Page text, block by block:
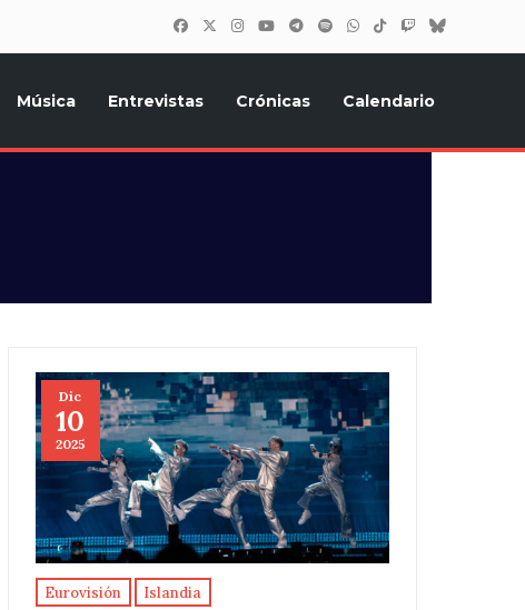
Música Entrevistas Crónicas Calendario
Dic
10
2025
Eurovisión Islandia